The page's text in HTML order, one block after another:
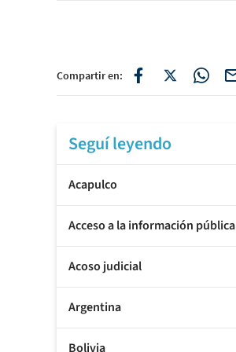
Compartir en:
Seguí leyendo
Acapulco
Acceso a la información pública
Acoso judicial
Argentina
Bolivia